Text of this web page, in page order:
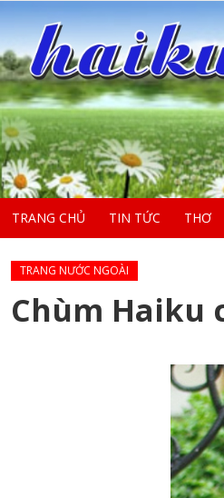
TRANG CHỦ TIN TỨC THƠ
TRANG NƯỚC NGOÀI
Chùm Haiku